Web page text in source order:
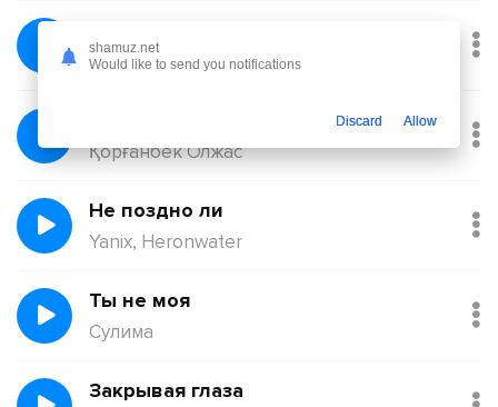
Йович
Қорғанбек Олжас
Не поздно ли
Yanix, Heronwater
Ты не моя
Сулима
Закрывая глаза
shamuz.net
Would like to send you notifications
Discard Allow